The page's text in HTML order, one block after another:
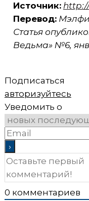
Источник:
Перевод:
Статья
Ведьма» №6,
Подписаться
авторизуйтесь
Уведомить о
0 комментариев